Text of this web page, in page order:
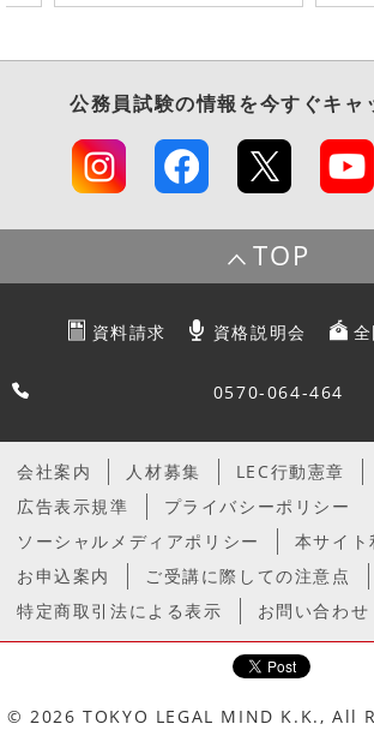
公務員試験の情報を今すぐキャ
TOP
資料請求 資格説明会
0570-064-464
会社案内 人材募集 LEC行動憲章
広告表示規準
プライバシーポリシー
ソーシャルメディアポリシー
本サイト
お申込案内
ご受講に際しての注意点
特定商取引法による表示
お問い合わせ
© 2026 TOKYO LEGAL MIND K.K., All